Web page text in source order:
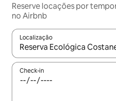
Reserve locações por
no Airbnb
Localização
Quando os resultados
Check-in